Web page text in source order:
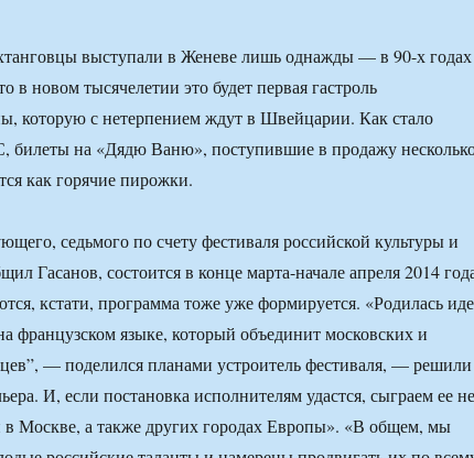
выступали в Женеве лишь однажды — в 90-х годах
в новом тысячелетии это будет первая гастроль
которую с нетерпением ждут в Швейцарии. Как стало
на «Дядю Ваню», поступившие в продажу
как горячие пирожки.
седьмого по счету фестиваля российской культуры и
Гасанов, состоится в конце марта-начале апреля 2014
кстати, программа тоже уже формируется. «Родилась
французском языке, который объединит московских и
— поделился планами устроитель фестиваля, — решили
И, если постановка исполнителям удастся, сыграем ее не
в Москве, а также других городах Европы». «В общем, мы